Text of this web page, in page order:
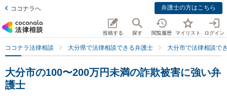
ココナラへ 弁護士の方はこちら
投稿する 探す 閲覧履歴 マイリスト ログイン
ココナラ法律相談 大分県で法律相談できる弁護士 大分市で法律相談で
大分市の100〜200万円未満の詐欺被害に強い弁
護士